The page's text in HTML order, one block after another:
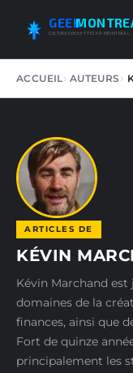
GEEK
CULTURE GEEK ET TECH À MONTRÉAL
ACCUEIL AUTEURS
ARTICLES DE
KÉVIN
Kévin Marchand est
domaines de la
finances, ainsi que
Fort de quinze
principalement les